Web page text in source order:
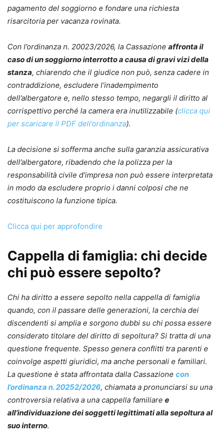
pagamento del soggiorno e fondare una richiesta
risarcitoria per vacanza rovinata.
Con l’ordinanza n. 20023/2026, la Cassazione affronta il
caso di un soggiorno interrotto a causa di gravi vizi della
stanza, chiarendo che il giudice non può, senza cadere in
contraddizione, escludere l’inadempimento
dell’albergatore e, nello stesso tempo, negargli il diritto al
corrispettivo perché la camera era inutilizzabile (clicca qui
per scaricare il PDF dell’ordinanza).
La decisione si sofferma anche sulla garanzia assicurativa
dell’albergatore, ribadendo che la polizza per la
responsabilità civile d’impresa non può essere interpretata
in modo da escludere proprio i danni colposi che ne
costituiscono la funzione tipica.
Clicca qui per approfondire
Cappella di famiglia: chi decide
chi può essere sepolto?
Chi ha diritto a essere sepolto nella cappella di famiglia
quando, con il passare delle generazioni, la cerchia dei
discendenti si amplia e sorgono dubbi su chi possa essere
considerato titolare del diritto di sepoltura? Si tratta di una
questione frequente. Spesso genera conflitti tra parenti e
coinvolge aspetti giuridici, ma anche personali e familiari.
La questione è stata affrontata dalla Cassazione con
l’ordinanza n. 20252/2026, chiamata a pronunciarsi su una
controversia relativa a una cappella familiare e
all’individuazione dei soggetti legittimati alla sepoltura al
suo interno.